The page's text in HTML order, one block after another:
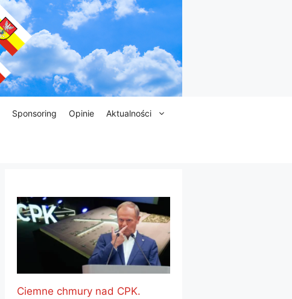
Sponsoring Opinie Aktualności
Ciemne chmury nad CPK.